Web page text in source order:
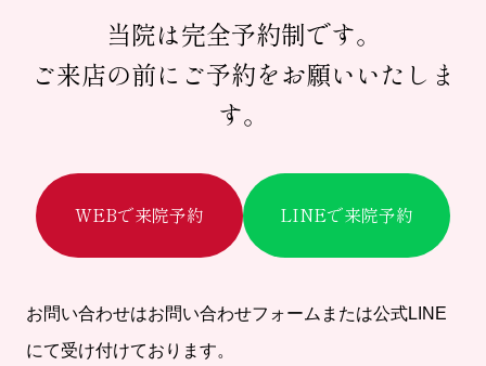
当院は完全予約制です。
ご来店の前にご予約をお願いいたしま
す。
WEBで来院予約 LINEで来院予約
お問い合わせはお問い合わせフォームまたは公式LINE
にて受け付けております。